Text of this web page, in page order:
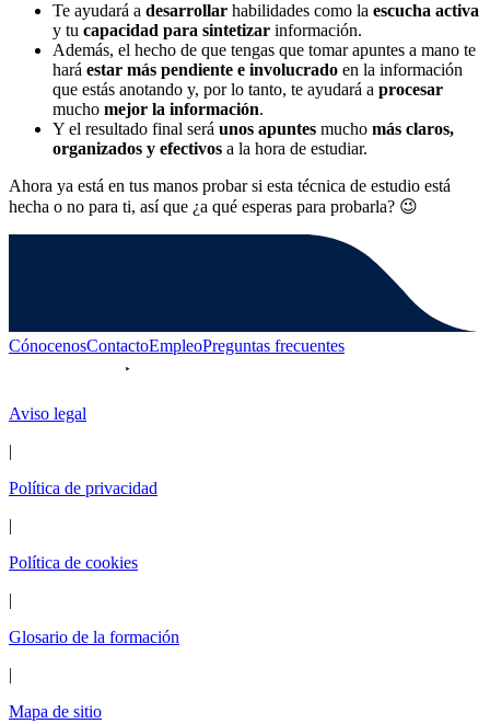
Te ayudará a desarrollar habilidades como la escucha activa
y tu capacidad para sintetizar información.
Además, el hecho de que tengas que tomar apuntes a mano te
hará estar más pendiente e involucrado en la información
que estás anotando y, por lo tanto, te ayudará a procesar
mucho mejor la información.
Y el resultado final será unos apuntes mucho más claros,
organizados y efectivos a la hora de estudiar.
Ahora ya está en tus manos probar si esta técnica de estudio está
hecha o no para ti, así que ¿a qué esperas para probarla? 😉
CónocenosContactoEmpleoPreguntas frecuentes
Aviso legal
|
Política de privacidad
|
Política de cookies
|
Glosario de la formación
|
Mapa de sitio